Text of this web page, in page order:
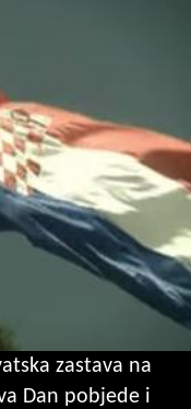
zastava na
Dan pobjede i